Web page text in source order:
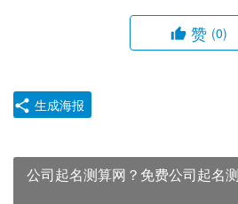
赞 (0)
生成海报
公司起名测算网？免费公司起名